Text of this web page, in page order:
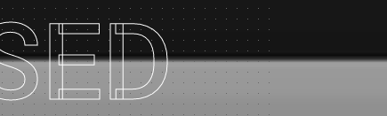
関西テレビ
TBS
中京テレビ